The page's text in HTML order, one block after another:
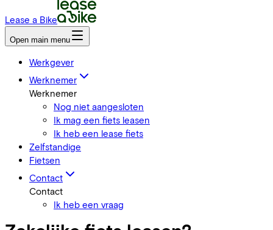
Lease a Bike
Open main menu
Werkgever
Werknemer
Werknemer
Nog niet aangesloten
Ik mag een fiets leasen
Ik heb een lease fiets
Zelfstandige
Fietsen
Contact
Contact
Ik heb een vraag